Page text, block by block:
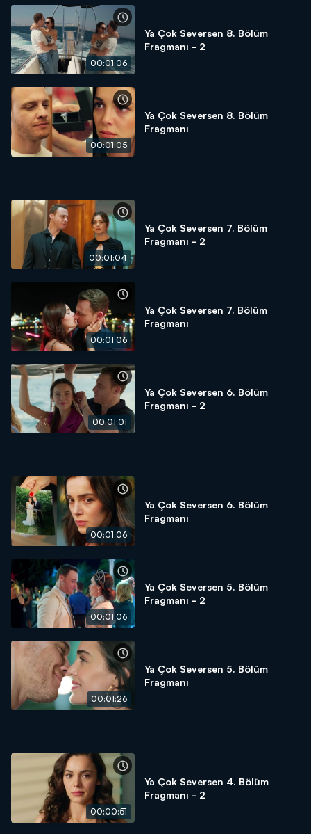
00:01:06
Ya Çok Seversen 8. Bölüm
Fragmanı - 2
00:01:05
Ya Çok Seversen 8. Bölüm
Fragmanı
00:01:04
Ya Çok Seversen 7. Bölüm
Fragmanı - 2
00:01:06
Ya Çok Seversen 7. Bölüm
Fragmanı
00:01:01
Ya Çok Seversen 6. Bölüm
Fragmanı - 2
00:01:06
Ya Çok Seversen 6. Bölüm
Fragmanı
00:01:06
Ya Çok Seversen 5. Bölüm
Fragmanı - 2
00:01:26
Ya Çok Seversen 5. Bölüm
Fragmanı
00:00:51
Ya Çok Seversen 4. Bölüm
Fragmanı - 2